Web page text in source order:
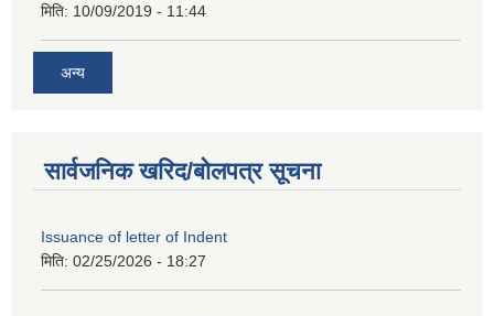
मिति: 10/09/2019 - 11:44
अन्य
सार्वजनिक खरिद/बोलपत्र सूचना
Issuance of letter of Indent
मिति: 02/25/2026 - 18:27